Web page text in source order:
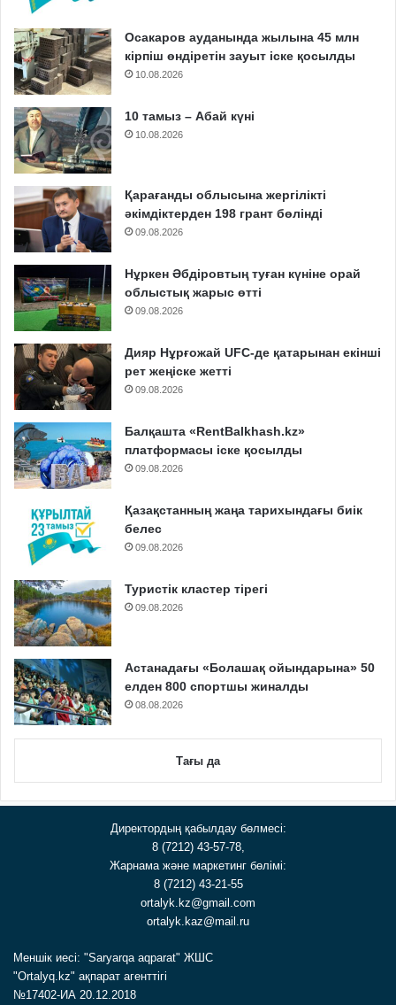
Осакаров ауданында жылына 45 млн
кірпіш өндіретін зауыт іске қосылды
10.08.2026
10 тамыз – Абай күні
10.08.2026
Қарағанды облысына жергілікті
әкімдіктерден 198 грант бөлінді
09.08.2026
Нұркен Әбдіровтың туған күніне орай
облыстық жарыс өтті
09.08.2026
Дияр Нұрғожай UFC-де қатарынан екінші
рет жеңіске жетті
09.08.2026
Балқашта «RentBalkhash.kz»
платформасы іске қосылды
09.08.2026
Қазақстанның жаңа тарихындағы биік
белес
09.08.2026
Туристік кластер тірегі
09.08.2026
Астанадағы «Болашақ ойындарына» 50
елден 800 спортшы жиналды
08.08.2026
Тағы да
Директордың қабылдау бөлмесі:
8 (7212) 43-57-78,
Жарнама және маркетинг бөлімі:
8 (7212) 43-21-55
ortalyk.kz@gmail.com
ortalyk.kaz@mail.ru
Меншік иесі: "Saryarqa aqparat" ЖШС
"Ortalyq.kz" ақпарат агенттігі
№17402-ИА 20.12.2018